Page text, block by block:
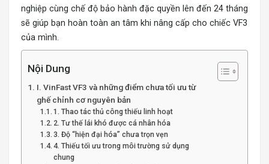
nghiệp cùng chế độ bảo hành đặc quyền lên đến 24 tháng
sẽ giúp bạn hoàn toàn an tâm khi nâng cấp cho chiếc VF3
của mình.
Nội Dung
I. VinFast VF3 và những điểm chưa tối ưu từ
ghế chỉnh cơ nguyên bản
1. Thao tác thủ công thiếu linh hoạt
2. Tư thế lái khó được cá nhân hóa
3. Độ “hiện đại hóa” chưa trọn vẹn
4. Thiếu tối ưu trong môi trường sử dụng
chung